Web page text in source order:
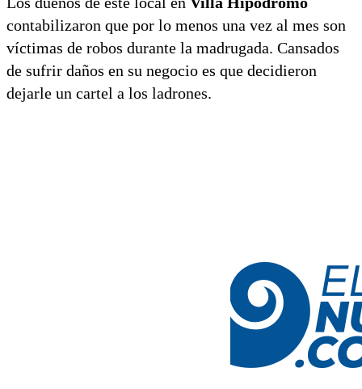
contabilizaron que por lo menos una vez al mes son
víctimas de robos durante la madrugada. Cansados
de sufrir daños en su negocio es que decidieron
dejarle un cartel a los ladrones.